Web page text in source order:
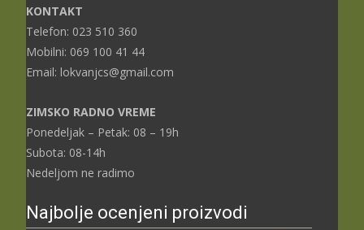
KONTAKT
Telefon: 023 510 360
Mobilni: 069 100 41 44
Email: lokvanjcs@gmail.com
ZIMSKO RADNO VREME
Ponedeljak – Petak: 08 – 19h
Subota: 08-14h
Nedeljom ne radimo
Najbolje ocenjeni proizvodi